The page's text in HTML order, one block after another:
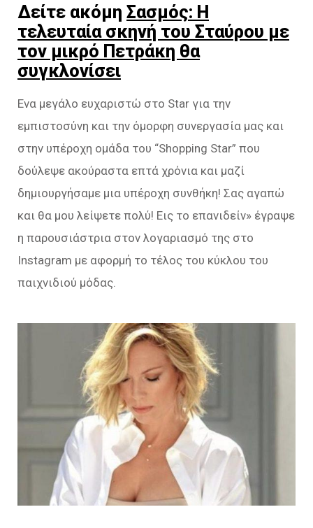
Δείτε ακόμη Σασμός: Η
τελευταία σκηνή του Σταύρου με
τον μικρό Πετράκη θα
συγκλονίσει
Ενα μεγάλο ευχαριστώ στο Star για την
εμπιστοσύνη και την όμορφη συνεργασία μας και
στην υπέροχη ομάδα του “Shopping Star” που
δούλεψε ακούραστα επτά χρόνια και μαζί
δημιουργήσαμε μια υπέροχη συνθήκη! Σας αγαπώ
και θα μου λείψετε πολύ! Εις το επανιδείν» έγραψε
η παρουσιάστρια στον λογαριασμό της στο
Instagram με αφορμή το τέλος του κύκλου του
παιχνιδιού μόδας.